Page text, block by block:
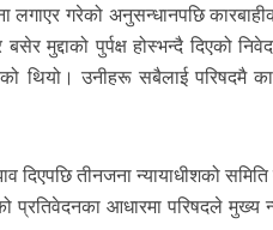
गरेको अनुसन्धानपछि
पुर्पक्ष होस्भन्दै दिएको
थियो। उनीहरू सबैलाई परिषदमै
दिएपछि तीनजना न्यायाधीशको
प्रतिवेदनका आधारमा परिषदले मुख्य